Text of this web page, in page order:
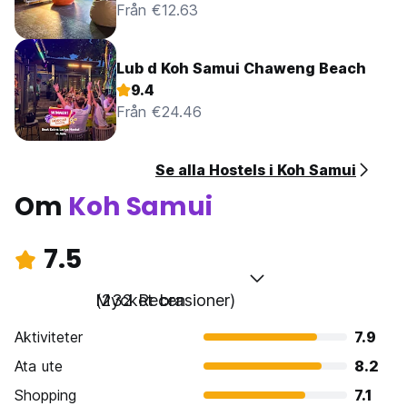
Från €12.63
Lub d Koh Samui Chaweng Beach
9.4
Från €24.46
Se alla Hostels i Koh Samui
Om Koh Samui
7.5
Mycket bra
(232 Recensioner)
Aktiviteter
7.9
Ata ute
8.2
Shopping
7.1